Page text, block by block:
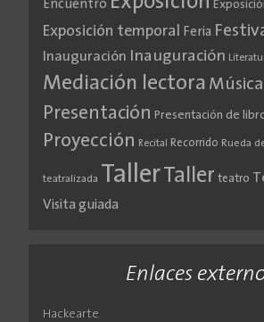
Encuentro
Exposición temporal Feria
Inauguración Inauguración
Mediación lectora Música
Presentación Presentación de
Proyección Recital Recorrido Rueda
teatralizada TallerTaller teatro
Visita guiada
Enlaces
Hackearte